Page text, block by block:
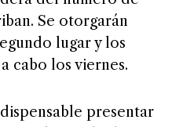
Se otorgarán
lugar y los
cabo los viernes.
presentar